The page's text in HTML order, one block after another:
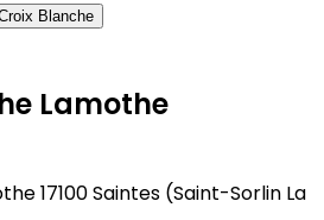
Blanche
Lamothe
17100 Saintes (Saint-Sorlin La